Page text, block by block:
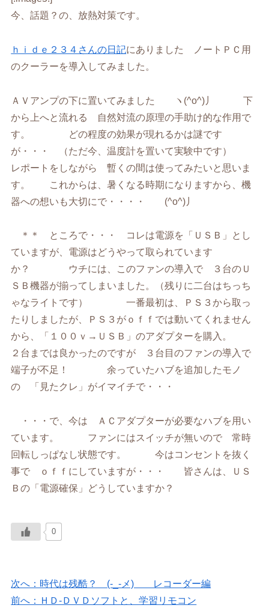
今、話題？の、放熱対策です。
ｈｉｄｅ２３４さんの日記にありました ノートＰＣ用
のクーラーを導入してみました。
ＡＶアンプの下に置いてみました ヽ(^o^)丿 下
から上へと流れる 自然対流の原理の手助け的な作用で
す。 どの程度の効果が現れるかは謎です
が・・・ （ただ今、温度計を置いて実験中です）
レポートをしながら 暫くの間は使ってみたいと思いま
す。 これからは、暑くなる時期になりますから、機
器への想いも大切にで・・・・ (^o^)丿
＊＊ ところで・・・ コレは電源を「ＵＳＢ」とし
ていますが、電源はどうやって取られています
か？ ウチには、このファンの導入で ３台のＵ
ＳＢ機器が揃ってしまいました。（残りに二台はちっち
ゃなライトです） 一番最初は、ＰＳ３から取っ
たりしましたが、ＰＳ３がｏｆｆでは動いてくれません
から、「１００ｖ→ＵＳＢ」のアダプターを購入。
２台までは良かったのですが ３台目のファンの導入で
端子が不足！ 余っていたハブを追加したモノ
の 「見たクレ」がイマイチで・・・
・・・で、今は ＡＣアダプターが必要なハブを用い
ています。 ファンにはスイッチが無いので 常時
回転しっぱなし状態です。 今はコンセントを抜く
事で ｏｆｆにしていますが・・・ 皆さんは、ＵＳ
Ｂの「電源確保」どうしていますか？
0
次へ：時代は残酷？ (-_-メ) レコーダー編
前へ：ＨＤ-ＤＶＤソフトと、学習リモコン